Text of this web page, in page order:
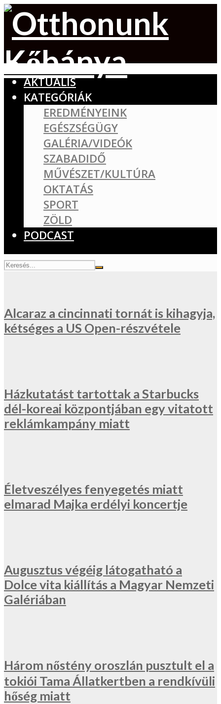
AKTUÁLIS
KATEGÓRIÁK
EREDMÉNYEINK
EGÉSZSÉGÜGY
GALÉRIA/VIDEÓK
SZABADIDŐ
MŰVÉSZET/KULTÚRA
OKTATÁS
SPORT
ZÖLD
PODCAST
Alcaraz a cincinnati tornát is kihagyja,
kétséges a US Open-részvétele
Házkutatást tartottak a Starbucks
dél-koreai központjában egy vitatott
reklámkampány miatt
Életveszélyes fenyegetés miatt
elmarad Majka erdélyi koncertje
Augusztus végéig látogatható a
Dolce vita kiállítás a Magyar Nemzeti
Galériában
Három nőstény oroszlán pusztult el a
tokiói Tama Állatkertben a rendkívüli
hőség miatt